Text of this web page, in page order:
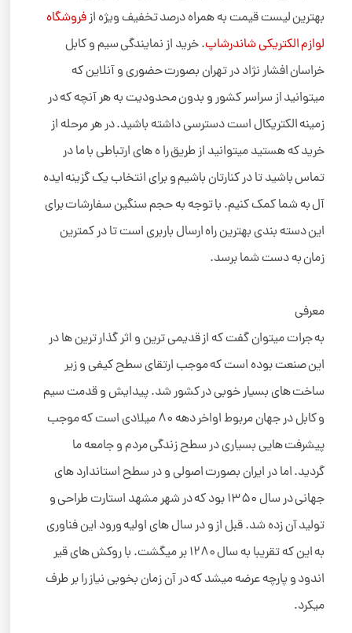
بهترین لیست قیمت به همراه درصد تخفیف ویژه ازفروشگاه
لوازم الکتریکی شاندرشاپ. خرید از نمایندگی سیم و کابل
خراسان افشار نژاد در تهران بصورت حضوری و آنلاین که
میتوانید از سراسر کشور و بدون محدودیت به هر آنچه که در
زمینه الکتریکال است دسترسی داشته باشید. در هر مرحله از
خرید که هستید میتوانید از طریق را ه های ارتباطی با ما در
تماس باشید تا در کنارتان باشیم و برای انتخاب یک گزینه ایده
آل به شما کمک کنیم. با توجه به حجم سنگین سفارشات برای
این دسته بندی بهترین راه ارسال باربری است تا در کمترین
زمان به دست شما برسد.
معرفی
به جرات میتوان گفت که از قدیمی ترین و اثر گذار ترین ها در
این صنعت بوده است که موجب ارتقای سطح کیفی و زیر
ساخت های بسیار خوبی در کشور شد. پیدایش و قدمت سیم
و کابل در جهان مربوط اواخر دهه 80 میلادی است که موجب
پیشرفت هایی بسیاری در سطح زندگی مردم و جامعه ما
گردید. اما در ایران بصورت اصولی و در سطح استاندارد های
جهانی در سال 1350 بود که در شهر مشهد استارت طراحی و
تولید آن زده شد. قبل از و در سال های اولیه ورود این فناوری
به این که تقریبا به سال 1280 بر میگشت. با روکش های قیر
اندود و پارچه عرضه میشد که در آن زمان بخوبی نیاز را بر طرف
میکرد.